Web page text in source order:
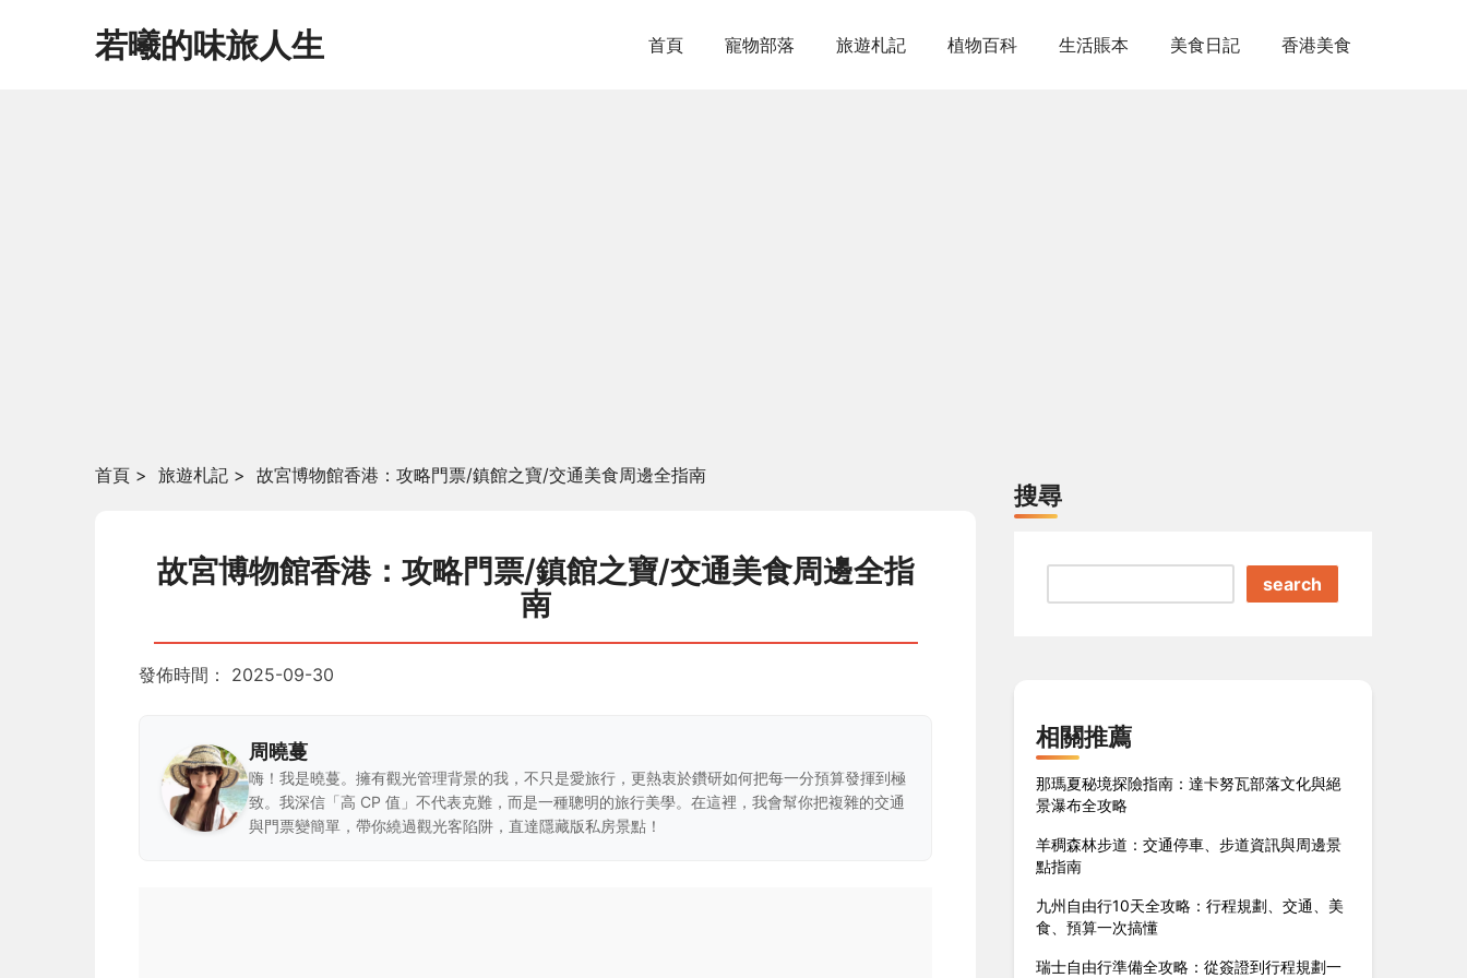
若曦的味旅人生 首頁 寵物部落 旅遊札記 植物百科 生活賬本 美食日記 香港美食
首頁 > 旅遊札記 > 故宮博物館香港：攻略門票/鎮館之寶/交通美食周邊全指南
故宮博物館香港：攻略門票/鎮館之寶/交通美食周邊全指
南
發佈時間： 2025-09-30
周曉蔓
嗨！我是曉蔓。擁有觀光管理背景的我，不只是愛旅行，更熱衷於鑽研如何把每一分預算發揮到極
致。我深信「高 CP 值」不代表克難，而是一種聰明的旅行美學。在這裡，我會幫你把複雜的交通
與門票變簡單，帶你繞過觀光客陷阱，直達隱藏版私房景點！
搜尋
search
相關推薦
那瑪夏秘境探險指南：達卡努瓦部落文化與絕
景瀑布全攻略
羊稠森林步道：交通停車、步道資訊與周邊景
點指南
九州自由行10天全攻略：行程規劃、交通、美
食、預算一次搞懂
瑞士自由行準備全攻略：從簽證到行程規劃一